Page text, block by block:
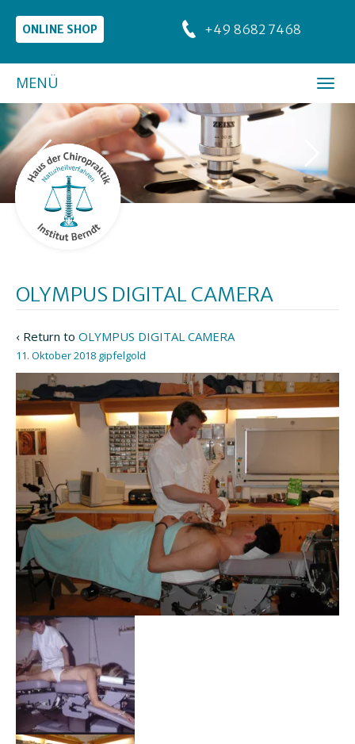
ONLINE SHOP +49 8682 7468
MENÜ
OLYMPUS DIGITAL CAMERA
‹ Return to OLYMPUS DIGITAL CAMERA
11. Oktober 2018 gipfelgold